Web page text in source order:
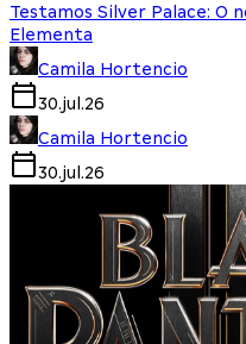
Testamos Silver Palace: O
Elementa
Camila Hortencio
30.jul.26
Camila Hortencio
30.jul.26